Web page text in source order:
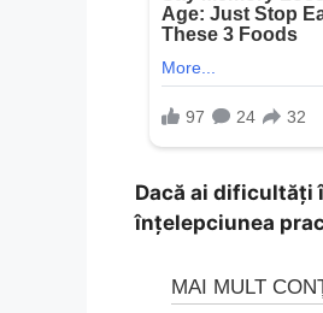
Dacă ai dificultăți
înțelepciunea